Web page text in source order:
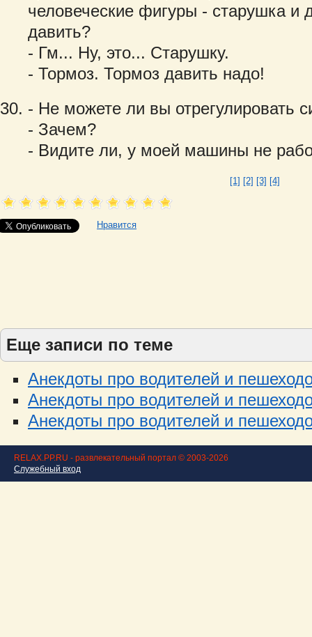
человеческие фигуры - старушка и
давить?
- Гм... Ну, это... Старушку.
- Тормоз. Тормоз давить надо!
- Не можете ли вы отрегулировать
- Зачем?
- Видите ли, у моей машины не
[1] [2] [3] [4]
Нравится
Еще записи по теме
Анекдоты про водителей и
Анекдоты про водителей и
Анекдоты про водителей и
RELAX.PP.RU - развлекательный портал © 2003-2026
Служебный вход